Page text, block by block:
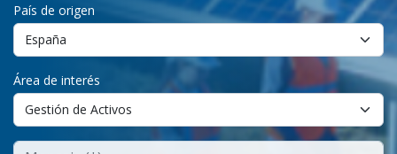
País de origen
Área de interés